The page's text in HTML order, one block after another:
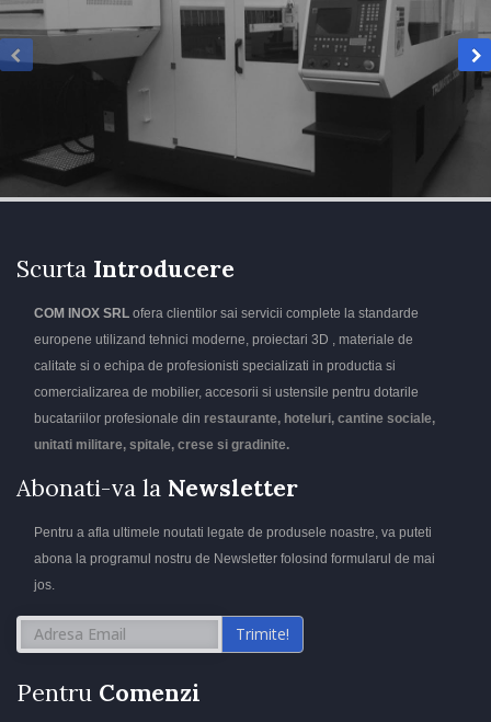
Scurta Introducere
COM INOX SRL ofera clientilor sai servicii complete la standarde
europene utilizand tehnici moderne, proiectari 3D , materiale de
calitate si o echipa de profesionisti specializati in productia si
comercializarea de mobilier, accesorii si ustensile pentru dotarile
bucatariilor profesionale din restaurante, hoteluri, cantine sociale,
unitati militare, spitale, crese si gradinite.
Abonati-va la Newsletter
Pentru a afla ultimele noutati legate de produsele noastre, va puteti
abona la programul nostru de Newsletter folosind formularul de mai
jos.
Trimite!
Pentru Comenzi